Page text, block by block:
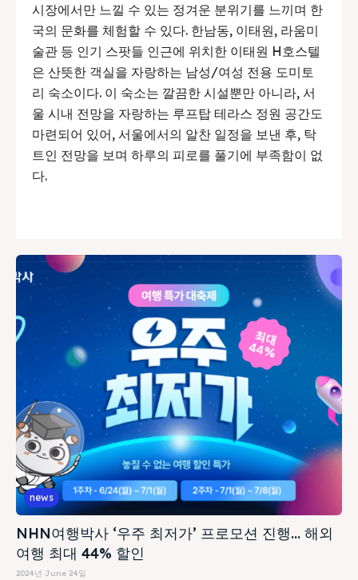
시장에서만 느낄 수 있는 정겨운 분위기를 느끼며 한
국의 문화를 체험할 수 있다. 한남동, 이태원, 라움미
술관 등 인기 스팟들 인근에 위치한 이태원 H호스텔
은 산뜻한 객실을 자랑하는 남성/여성 전용 도미토
리 숙소이다. 이 숙소는 깔끔한 시설뿐만 아니라, 서
울 시내 전망을 자랑하는 루프탑 테라스 정원 공간도
마련되어 있어, 서울에서의 알찬 일정을 보낸 후, 탁
트인 전망을 보며 하루의 피로를 풀기에 부족함이 없
다.
news
NHN여행박사 ‘우주 최저가’ 프로모션 진행… 해외
여행 최대 44% 할인
2024년 June 24일